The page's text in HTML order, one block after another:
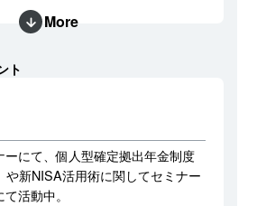
More
ト
ーにて、個人型確定拠出年金制度
や新NISA活用術に関してセミナー
活動中。